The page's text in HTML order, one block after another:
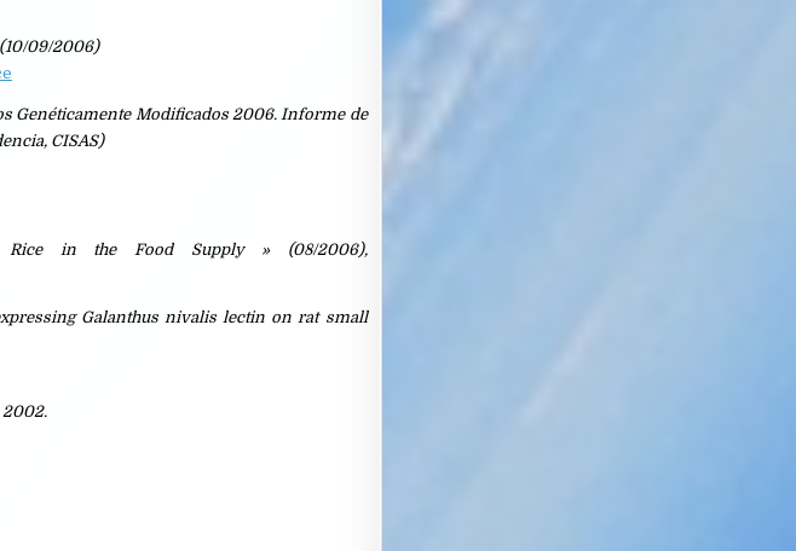
(10/09/2006)
Genéticamente Modificados 2006. Informe de
CISAS)
Rice in the Food Supply » (08/2006),
Galanthus nivalis lectin on rat small
2002.